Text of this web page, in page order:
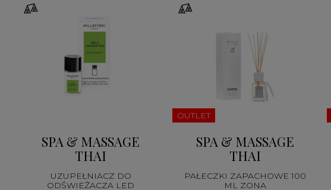
SPA & MASSAGE
THAI
UZUPEŁNIACZ DO
ODŚWIEŻACZA LED
OUTLET
SPA & MASSAGE
THAI
PAŁECZKI ZAPACHOWE 100
ML ZONA